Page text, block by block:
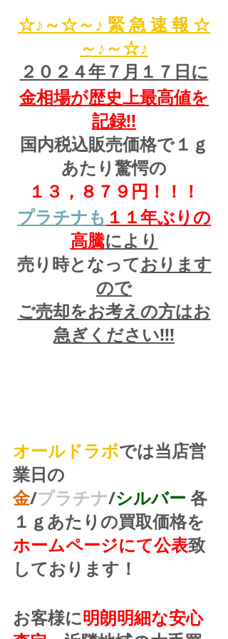
☆♪～☆～♪ 緊 急 速 報 ☆
～♪～☆♪
２０２４年７月１７日に
金相場が歴史上最高値を
記録!!
国内税込販売価格で１ｇ
あたり驚愕の
１３，８７９円！！！
プラチナも １１年ぶりの
高騰により
売り時となっております
ので
ご売却をお考えの方はお
急ぎください!!!
オールドラボでは当店営
業日の
金/プラチナ/シルバー 各
１ｇあたりの買取価格を
ホームページにて公表致
しております！
お客様に明朗明細な安心